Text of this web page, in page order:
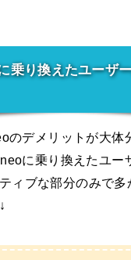
乗り換えたユーザ
のデメリットが大体
に乗り換えたユー
ィブな部分のみで